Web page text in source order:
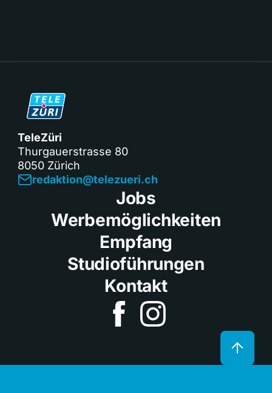
TeleZüri
Thurgauerstrasse 80
8050 Zürich
redaktion@telezueri.ch
Jobs
Werbemöglichkeiten
Empfang
Studioführungen
Kontakt